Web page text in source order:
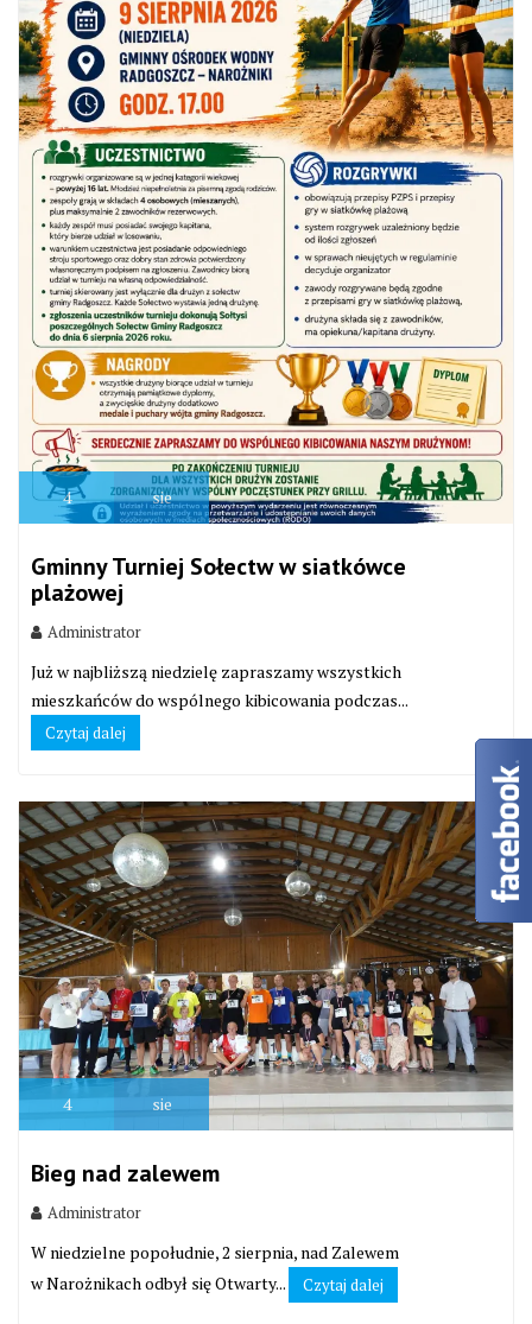
4 sie
Gminny Turniej Sołectw w siatkówce
plażowej
Administrator
Już w najbliższą niedzielę zapraszamy wszystkich
mieszkańców do wspólnego kibicowania podczas...
Czytaj dalej
4 sie
Bieg nad zalewem
Administrator
W niedzielne popołudnie, 2 sierpnia, nad Zalewem
w Narożnikach odbył się Otwarty...
Czytaj dalej